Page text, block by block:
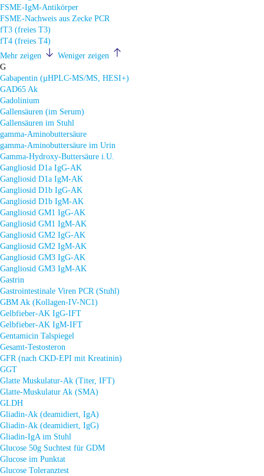
FSME-IgM-Antikörper
FSME-Nachweis aus Zecke PCR
fT3 (freies T3)
fT4 (freies T4)
Mehr zeigen
Weniger zeigen
G
Gabapentin (µHPLC-MS/MS, HESI+)
GAD65 Ak
Gadolinium
Gallensäuren (im Serum)
Gallensäuren im Stuhl
gamma-Aminobuttersäure
gamma-Aminobuttersäure im Urin
Gamma-Hydroxy-Buttersäure i.U.
Gangliosid D1a IgG-AK
Gangliosid D1a IgM-AK
Gangliosid D1b IgG-AK
Gangliosid D1b IgM-AK
Gangliosid GM1 IgG-AK
Gangliosid GM1 IgM-AK
Gangliosid GM2 IgG-AK
Gangliosid GM2 IgM-AK
Gangliosid GM3 IgG-AK
Gangliosid GM3 IgM-AK
Gastrin
Gastrointestinale Viren PCR (Stuhl)
GBM Ak (Kollagen-IV-NC1)
Gelbfieber-AK IgG-IFT
Gelbfieber-AK IgM-IFT
Gentamicin Talspiegel
Gesamt-Testosteron
GFR (nach CKD-EPI mit Kreatinin)
GGT
Glatte Muskulatur-Ak (Titer, IFT)
Glatte-Muskulatur Ak (SMA)
GLDH
Gliadin-Ak (deamidiert, IgA)
Gliadin-Ak (deamidiert, IgG)
Gliadin-IgA im Stuhl
Glucose 50g Suchtest für GDM
Glucose im Punktat
Glucose Toleranztest